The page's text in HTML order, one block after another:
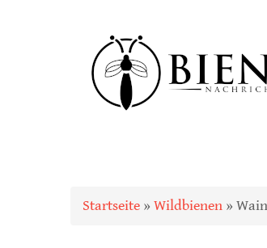
Sie sind hier
Startseite » Wildbienen »